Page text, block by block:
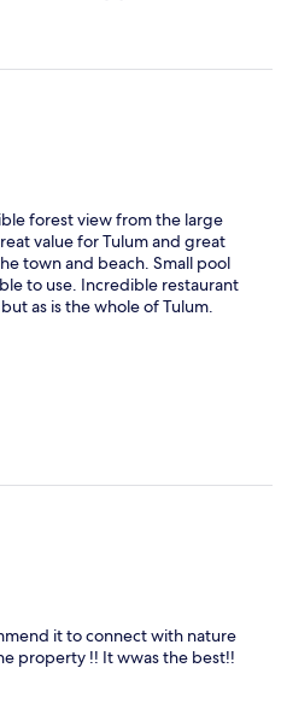
forest view from the large
value for Tulum and great
town and beach. Small pool
to use. Incredible restaurant
as is the whole of Tulum.
it to connect with nature
property !! It wwas the best!!